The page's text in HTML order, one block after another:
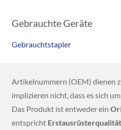
Gebrauchte Geräte
Gebrauchtstapler
Artikelnummern (OEM) dienen
implizieren nicht, dass es sich
Das Produkt ist entweder ein
entspricht Erstausrüsterqualität